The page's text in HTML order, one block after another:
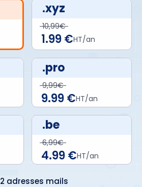
.xyz
10,99€
1.99 €HT/an
.pro
9,99€
9.99 €HT/an
.be
6,99€
4.99 €HT/an
2 adresses mails